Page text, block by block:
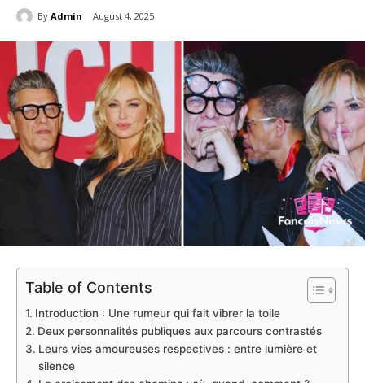
By Admin August 4, 2025
Table of Contents
Introduction : Une rumeur qui fait vibrer la toile
Deux personnalités publiques aux parcours contrastés
Leurs vies amoureuses respectives : entre lumière et
silence